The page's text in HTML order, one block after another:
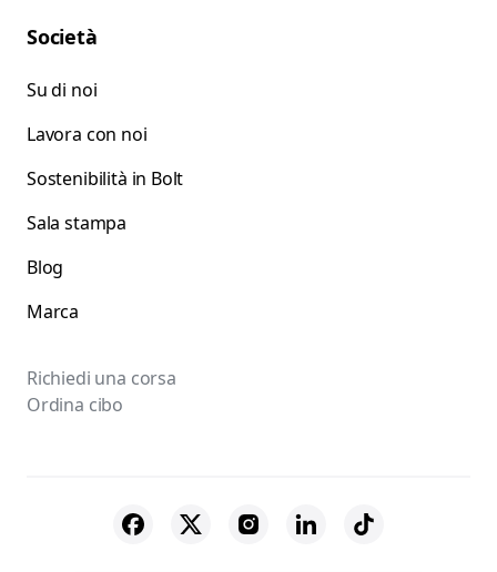
Società
Su di noi
Lavora con noi
Sostenibilità in Bolt
Sala stampa
Blog
Marca
Richiedi una corsa
Ordina cibo